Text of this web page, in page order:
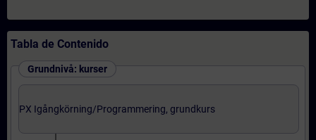
Tabla de Contenido
Grundnivå: kurser
PX Igångkörning/Programmering, grundkurs